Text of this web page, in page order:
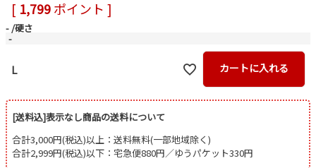
[ 1,799ポイント ]
- 硬さ
-
L カートに入れる
[送料込]表示なし商品の送料について
合計3,000円(税込)以上：送料無料(一部地域除く)
合計2,999円(税込)以下：宅急便880円／ゆうパケット330円